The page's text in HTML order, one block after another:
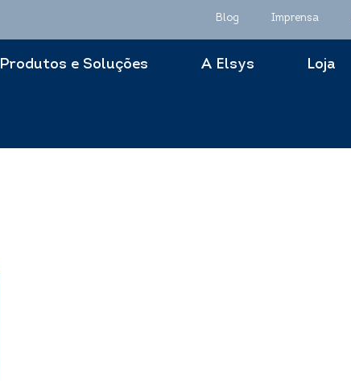
Blog Imprensa
Produtos e Soluções A Elsys Loja